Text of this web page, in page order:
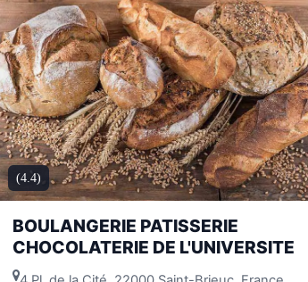
(4.4)
BOULANGERIE PATISSERIE
CHOCOLATERIE DE L'UNIVERSITE